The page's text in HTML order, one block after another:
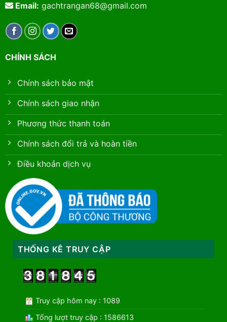
Email: gachtrangan68@gmail.com
CHÍNH SÁCH
Chính sách bảo mật
Chính sách giao nhận
Phương thức thanh toán
Chính sách đổi trả và hoàn tiền
Điều khoản dịch vụ
THỐNG KÊ TRUY CẬP
Truy cập hôm nay : 1089
Tổng lượt truy cập : 1586613